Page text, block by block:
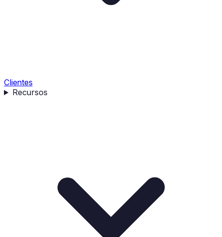
Clientes
Recursos